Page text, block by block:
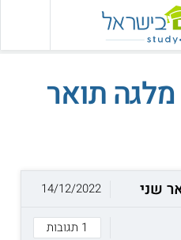
תואר
שני
1 תגובות
14/12/2022